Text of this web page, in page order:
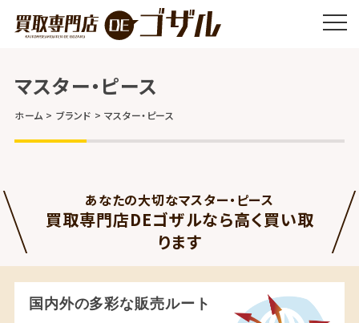
マスター・ピース
ホーム ブランド マスター・ピース
あなたの大切なマスター・ピース
買取専門店DEゴザルなら高く買い取
ります
国内外の多彩な販売ルート